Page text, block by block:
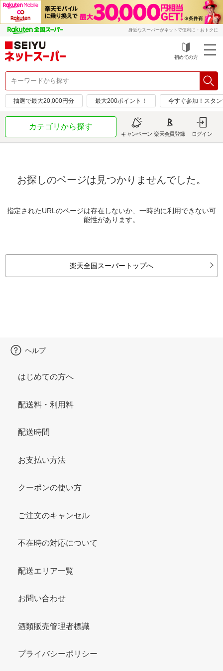
身近なスーパーがネットで便利に・おトクに
初めての方
抽選で最大20,000円分 最大200ポイント！ 今すぐ参加！スタ
カテゴリから探す
キャンペーン 楽天会員登録 ログイン
お探しのページは見つかりませんでした。
指定されたURLのページは存在しないか、一時的に利用できない可
能性があります。
楽天全国スーパートップへ
ヘルプ
はじめての方へ
配送料・利用料
配送時間
お支払い方法
クーポンの使い方
ご注文のキャンセル
不在時の対応について
配送エリア一覧
お問い合わせ
酒類販売管理者標識
プライバシーポリシー